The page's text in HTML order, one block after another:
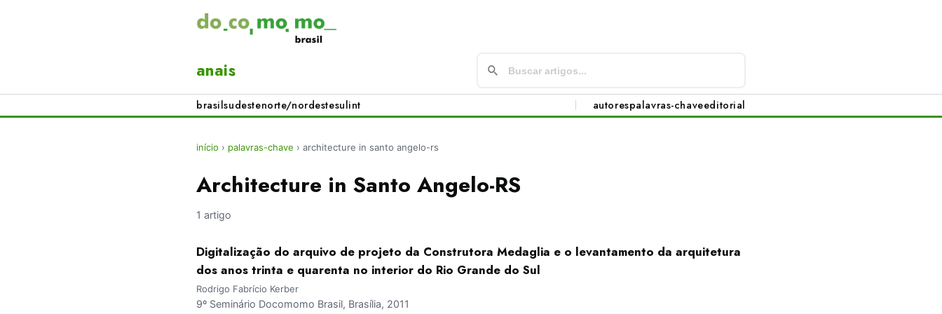
anais
brasilsudestenorte/nordestesulint autorespalavras-chaveeditorial
início › palavras-chave › architecture in santo angelo-rs
Architecture in Santo Angelo-RS
1 artigo
Digitalização do arquivo de projeto da Construtora Medaglia e o levantamento da arquitetura
dos anos trinta e quarenta no interior do Rio Grande do Sul
Rodrigo Fabrício Kerber
9º Seminário Docomomo Brasil, Brasília, 2011